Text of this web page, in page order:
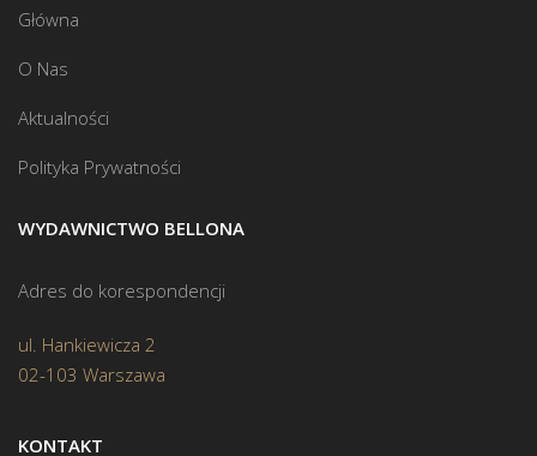
Główna
O Nas
Aktualności
Polityka Prywatności
WYDAWNICTWO BELLONA
Adres do korespondencji
ul. Hankiewicza 2
02-103 Warszawa
KONTAKT